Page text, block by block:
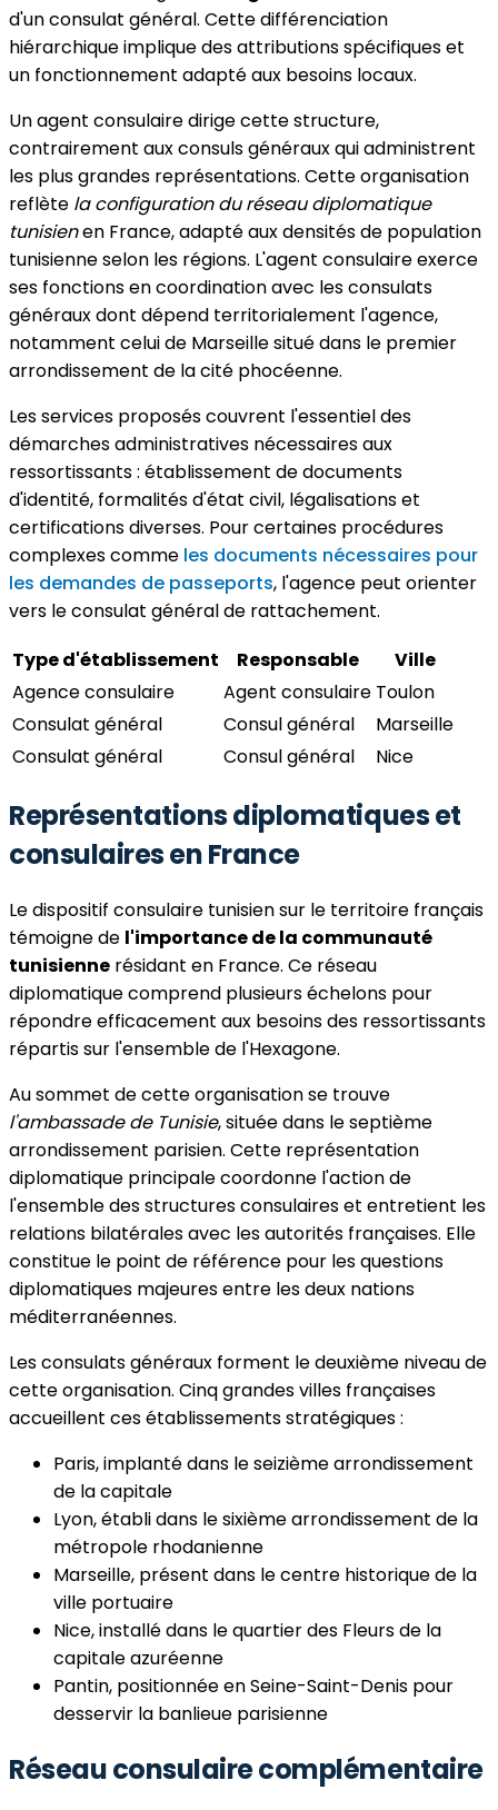
d'un consulat général. Cette différenciation
hiérarchique implique des attributions spécifiques et
un fonctionnement adapté aux besoins locaux.
Un agent consulaire dirige cette structure,
contrairement aux consuls généraux qui administrent
les plus grandes représentations. Cette organisation
reflète la configuration du réseau diplomatique
tunisienen France, adapté aux densités de population
tunisienne selon les régions. L'agent consulaire exerce
ses fonctions en coordination avec les consulats
généraux dont dépend territorialement l'agence,
notamment celui de Marseille situé dans le premier
arrondissement de la cité phocéenne.
Les services proposés couvrent l'essentiel des
démarches administratives nécessaires aux
ressortissants : établissement de documents
d'identité, formalités d'état civil, légalisations et
certifications diverses. Pour certaines procédures
complexes comme les documents nécessaires pour
les demandes de passeports, l'agence peut orienter
vers le consulat général de rattachement.
Type d'établissement
Responsable
Ville
Agence consulaire
Agent consulaire Toulon
Consulat général
Consul général
Marseille
Consulat général
Consul général Nice
Représentations diplomatiques et
consulaires en France
Le dispositif consulaire tunisien sur le territoire français
témoigne de l'importance de la communauté
tunisienne résidant en France. Ce réseau
diplomatique comprend plusieurs échelons pour
répondre efficacement aux besoins des ressortissants
répartis sur l'ensemble de l'Hexagone.
Au sommet de cette organisation se trouve
l'ambassade de Tunisie, située dans le septième
arrondissement parisien. Cette représentation
diplomatique principale coordonne l'action de
l'ensemble des structures consulaires et entretient les
relations bilatérales avec les autorités françaises. Elle
constitue le point de référence pour les questions
diplomatiques majeures entre les deux nations
méditerranéennes.
Les consulats généraux forment le deuxième niveau de
cette organisation. Cinq grandes villes françaises
accueillent ces établissements stratégiques :
Paris, implanté dans le seizième arrondissement
de la capitale
Lyon, établi dans le sixième arrondissement de la
métropole rhodanienne
Marseille, présent dans le centre historique de la
ville portuaire
Nice, installé dans le quartier des Fleurs de la
capitale azuréenne
Pantin, positionnée en Seine-Saint-Denis pour
desservir la banlieue parisienne
Réseau consulaire complémentaire